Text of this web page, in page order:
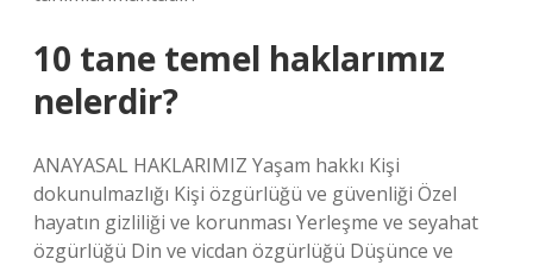
10 tane temel haklarımız
nelerdir?
ANAYASAL HAKLARIMIZ Yaşam hakkı Kişi
dokunulmazlığı Kişi özgürlüğü ve güvenliği Özel
hayatın gizliliği ve korunması Yerleşme ve seyahat
özgürlüğü Din ve vicdan özgürlüğü Düşünce ve